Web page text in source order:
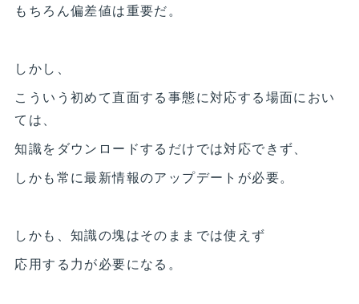
もちろん偏差値は重要だ。
しかし、
こういう初めて直面する事態に対応する場面におい
ては、
知識をダウンロードするだけでは対応できず、
しかも常に最新情報のアップデートが必要。
しかも、知識の塊はそのままでは使えず
応用する力が必要になる。